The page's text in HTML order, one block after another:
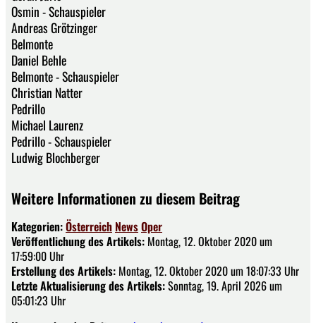
Osmin - Schauspieler
Andreas Grötzinger
Belmonte
Daniel Behle
Belmonte - Schauspieler
Christian Natter
Pedrillo
Michael Laurenz
Pedrillo - Schauspieler
Ludwig Blochberger
Weitere Informationen zu diesem Beitrag
Kategorien:Österreich NewsOper
Veröffentlichung des Artikels: Montag, 12. Oktober 2020 um
17:59:00 Uhr
Erstellung des Artikels: Montag, 12. Oktober 2020 um 18:07:33 Uhr
Letzte Aktualisierung des Artikels:Sonntag, 19. April 2026 um
05:01:23 Uhr